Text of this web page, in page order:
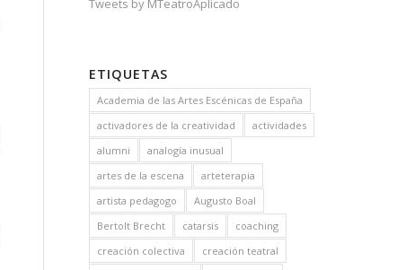
Tweets by MTeatroAplicado
ETIQUETAS
Academia de las Artes Escénicas de España
activadores de la creatividad
actividades
alumni
analogía inusual
artes de la escena
arteterapia
artista pedagogo
Augusto Boal
Bertolt Brecht
catarsis
coaching
creación colectiva
creación teatral